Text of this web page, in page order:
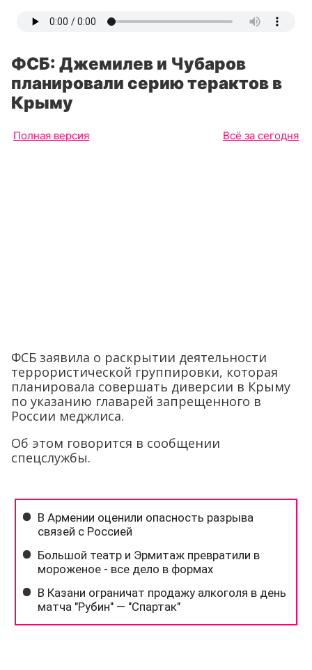
ФСБ: Джемилев и Чубаров
планировали серию терактов в
Крыму
Полная версия Всё за сегодня
ФСБ заявила о раскрытии деятельности
террористической группировки, которая
планировала совершать диверсии в Крыму
по указанию главарей запрещенного в
России меджлиса.
Об этом говорится в сообщении
спецслужбы.